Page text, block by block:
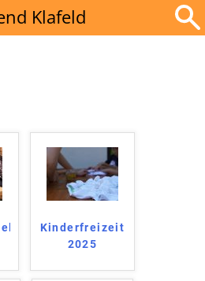
Klafeld
Kinderfreizeit
2025